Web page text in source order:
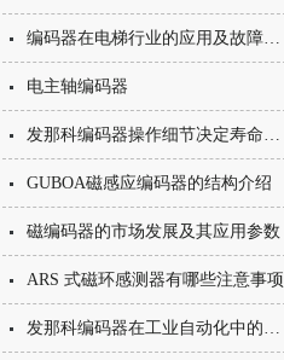
编码器在电梯行业的应用及故障维修
电主轴编码器
发那科编码器操作细节决定寿命长短
GUBOA磁感应编码器的结构介绍
磁编码器的市场发展及其应用参数
ARS 式磁环感测器有哪些注意事项
发那科编码器在工业自动化中的应用与优势